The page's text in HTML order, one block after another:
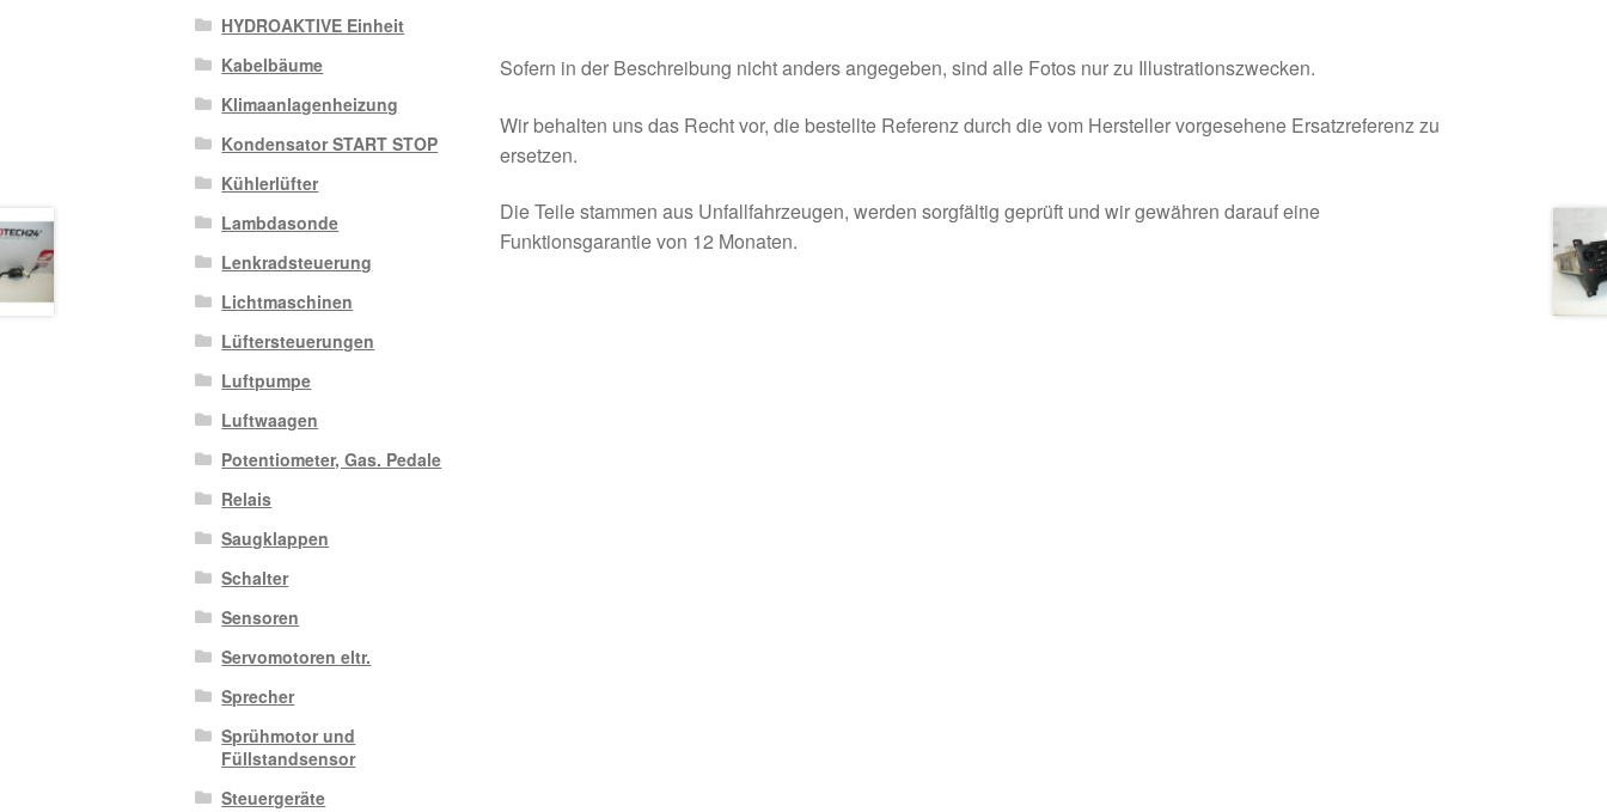
Sofern in der Beschreibung nicht anders angegeben, sind alle Fotos nur zu Illustrationszwecken.
Wir behalten uns das Recht vor, die bestellte Referenz durch die vom Hersteller vorgesehene Ersatzreferenz zu
ersetzen.
Die Teile stammen aus Unfallfahrzeugen, werden sorgfältig geprüft und wir gewähren darauf eine
Funktionsgarantie von 12 Monaten.
HYDROAKTIVE Einheit
Kabelbäume
Klimaanlagenheizung
Kondensator START STOP
Kühlerlüfter
Lambdasonde
Lenkradsteuerung
Lichtmaschinen
Lüftersteuerungen
Luftpumpe
Luftwaagen
Potentiometer, Gas. Pedale
Relais
Saugklappen
Schalter
Sensoren
Servomotoren eltr.
Sprecher
Sprühmotor und
Füllstandsensor
Steuergeräte